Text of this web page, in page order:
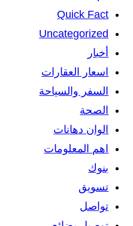
Quick Fact
Uncategorized
أخبار
اسعار العقارات
السفر والسياحة
الصحة
الوان دهانات
اهم المعلومات
بنوك
تسويق
تواصل